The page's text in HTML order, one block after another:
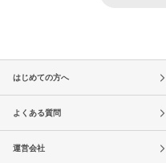
はじめての方へ
よくある質問
運営会社